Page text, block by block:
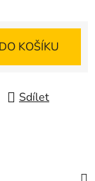
DO KOŠÍKU
Sdílet